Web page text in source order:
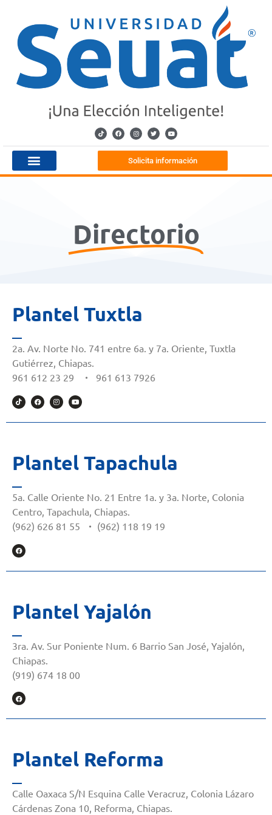
Solicita información
Directorio
Plantel Tuxtla
2a. Av. Norte No. 741 entre 6a. y 7a. Oriente, Tuxtla
Gutiérrez, Chiapas.
961 612 23 29
・ 961 613 7926
Plantel Tapachula
5a. Calle Oriente No. 21 Entre 1a. y 3a. Norte, Colonia
Centro, Tapachula, Chiapas.
(962) 626 81 55
・ (962) 118 19 19
Plantel Yajalón
3ra. Av. Sur Poniente Num. 6 Barrio San José, Yajalón,
Chiapas.
(919) 674 18 00
Plantel Reforma
Calle Oaxaca S/N Esquina Calle Veracruz, Colonia Lázaro
Cárdenas Zona 10, Reforma, Chiapas.